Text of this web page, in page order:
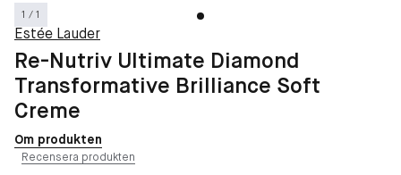
1 / 1
Estée Lauder
Re-Nutriv Ultimate Diamond
Transformative Brilliance Soft
Creme
Om produkten
Recensera produkten